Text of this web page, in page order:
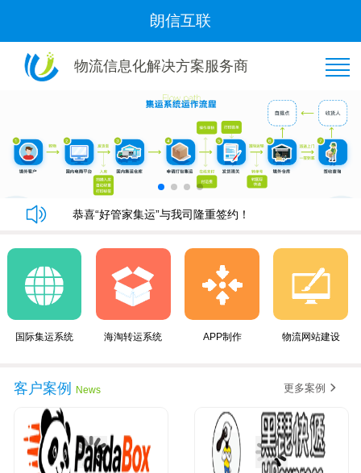
朗信互联
物流信息化解决方案服务商
恭喜“好管家集运”与我司隆重签约！
朗信集运系统与广州飞通物流签订《集运系统》合同！
黄金8月，朗信再次签约多家国际集运公司~
恭喜“好管家集运”与我司隆重签约！
朗信集运系统手机端快速下单教程
黄金8月，朗信再次签约多家国际集运公司~
国际集运系统 海淘转运系统 APP制作 物流网站建设
客户案例 News 更多案例